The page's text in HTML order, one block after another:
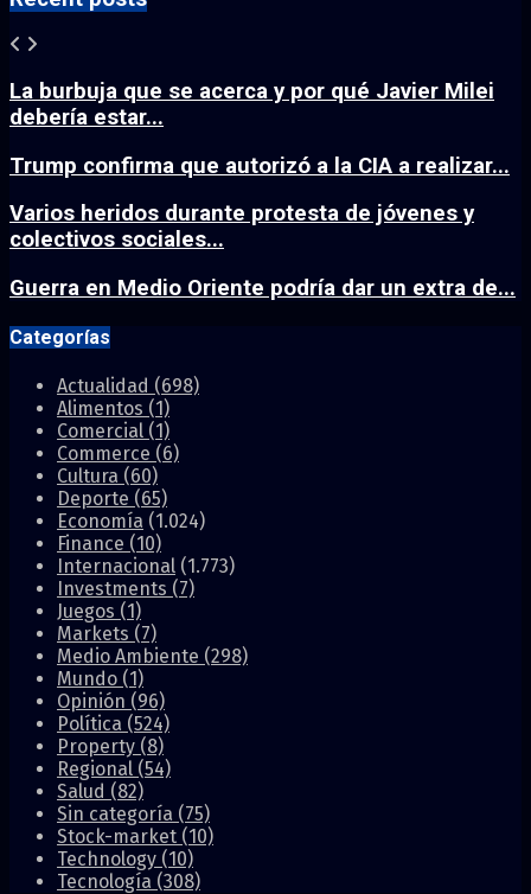
La burbuja que se acerca y por qué Javier Milei
debería estar...
Trump confirma que autorizó a la CIA a realizar...
Varios heridos durante protesta de jóvenes y
colectivos sociales...
Guerra en Medio Oriente podría dar un extra de...
Categorías
Actualidad (698)
Alimentos (1)
Comercial (1)
Commerce (6)
Cultura (60)
Deporte (65)
Economía (1.024)
Finance (10)
Internacional (1.773)
Investments (7)
Juegos (1)
Markets (7)
Medio Ambiente (298)
Mundo (1)
Opinión (96)
Política (524)
Property (8)
Regional (54)
Salud (82)
Sin categoría (75)
Stock-market (10)
Technology (10)
Tecnología (308)